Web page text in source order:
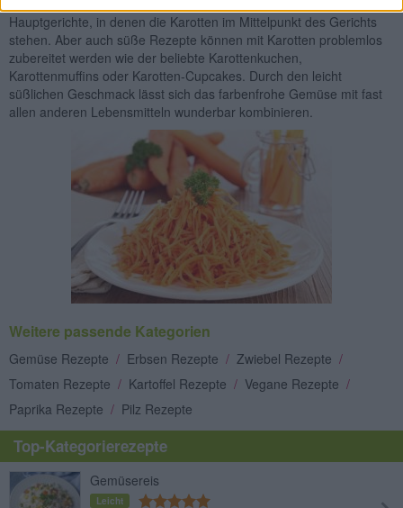
Hauptgerichte, in denen die Karotten im Mittelpunkt des Gerichts
stehen. Aber auch süße Rezepte können mit Karotten problemlos
zubereitet werden wie der beliebte Karottenkuchen,
Karottenmuffins oder Karotten-Cupcakes. Durch den leicht
süßlichen Geschmack lässt sich das farbenfrohe Gemüse mit fast
allen anderen Lebensmitteln wunderbar kombinieren.
Weitere passende Kategorien
Gemüse Rezepte / Erbsen Rezepte / Zwiebel Rezepte /
Tomaten Rezepte / Kartoffel Rezepte / Vegane Rezepte /
Paprika Rezepte / Pilz Rezepte
Top-Kategorierezepte
Gemüsereis
Leicht